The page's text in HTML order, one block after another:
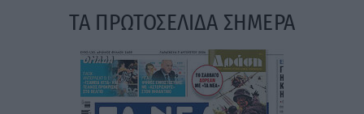
ΤΑ ΠΡΩΤΟΣΕΛΙΔΑ ΣΗΜΕΡΑ